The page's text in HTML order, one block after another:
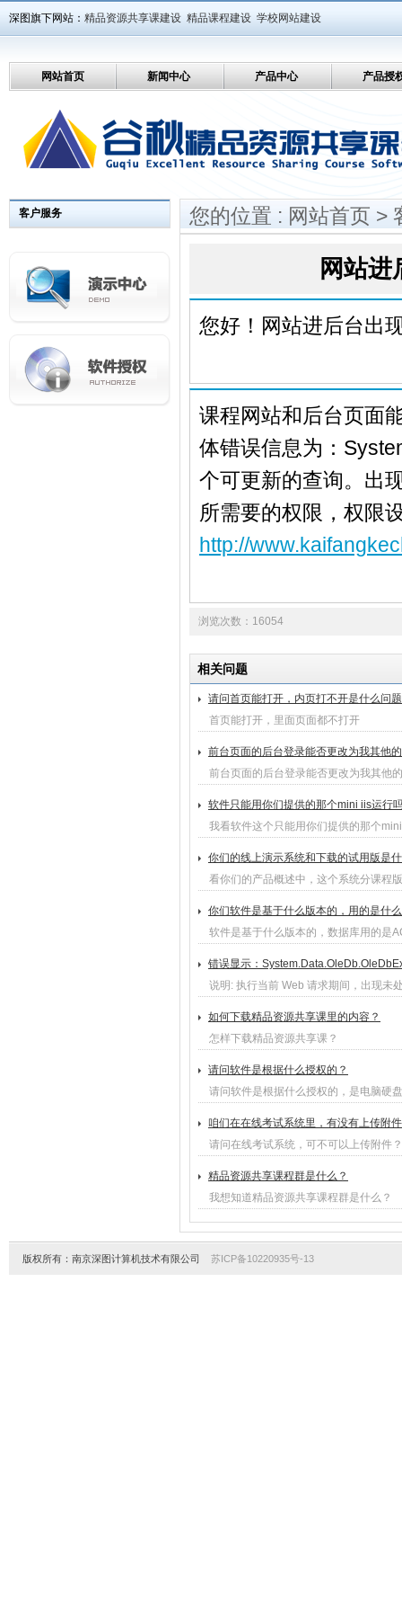
深图旗下网站： 精品资源共享课建设 精品课程建设 学校网站建设
网站首页 新闻中心 产品中心 产品授
客户服务 您的位置 : 网站首页 >
网站
您好！网站进后台出
课程网站和后台页面
体错误信息为：
个可更新的查询。出
所需要的权限，权限
http://
浏览次数：16054
相关问题
请问首页能打开，内页打不开是什么问
首页能打开，里面页面都不打开
前台页面的后台登录能否更改为我其他
前台页面的后台登录能否更改为我其他
软件只能用你们提供的那个mini iis运行
我看软件这个只能用你们提供的那个
你们的线上演示系统和下载的试用版是
看你们的产品概述中，这个系统分课程
你们软件是基于什么版本的，用的是什
软件是基于什么版本的，数据库用的是
错误显示：
说明: 执行当前 Web 请求期间，出现未
如何下载精品资源共享课里的内容？
怎样下载精品资源共享课？
请问软件是根据什么授权的？
请问软件是根据什么授权的，是电脑硬
咱们在在线考试系统里，有没有上传附
请问在线考试系统，可不可以上传附件？
精品资源共享课程群是什么？
我想知道精品资源共享课程群是什么？
版权所有：南京深图计算机技术有限公司 苏ICP备10220935号-13